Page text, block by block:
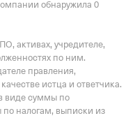
обнаружила 0
активах, учредителе,
по ним.
правления,
истца и ответчика.
виде суммы по
налогам, выписки из